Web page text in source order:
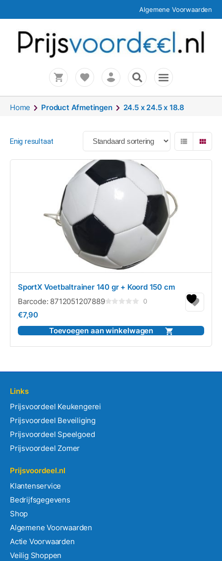
Algemene Voorwaarden
Home Product Afmetingen 24.5 x 24.5 x 18.8
Enig resultaat
SportX Voetbaltrainer 140 gr + Koord 150 cm
Barcode: 8712051207889
5
0
€7,90
Toevoegen aan winkelwagen
Links
Prijsvoordeel Keukengerei
Prijsvoordeel Beveiliging
Prijsvoordeel Speelgoed
Prijsvoordeel Zomer
Prijsvoordeel.nl
Klantenservice
Bedrijfsgegevens
Shop
Algemene Voorwaarden
Actie Voorwaarden
Veilig Shoppen